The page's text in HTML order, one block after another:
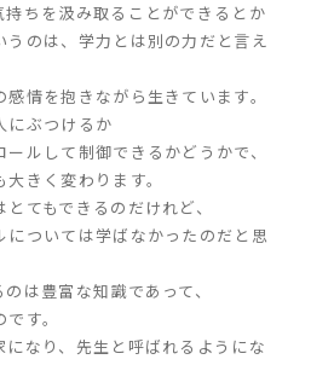
ちを汲み取ることができるとか
うのは、学力とは別の力だと言え
情を抱きながら生きています。
にぶつけるか
ルして制御できるかどうかで、
きく変わります。
てもできるのだけれど、
については学ばなかったのだと思
は豊富な知識であって、
す。
なり、先生と呼ばれるようにな